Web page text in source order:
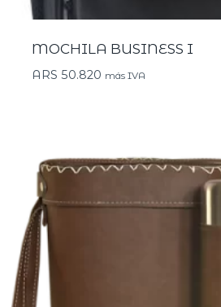
MOCHILA BUSINESS I
ARS 50.820 más IVA